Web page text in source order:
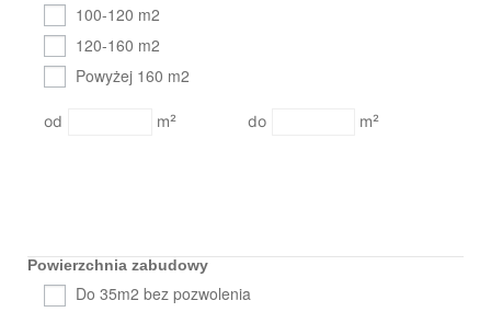
100-120 m2
120-160 m2
Powyżej 160 m2
m² m²
Powierzchnia zabudowy
Do 35m2 bez pozwolenia